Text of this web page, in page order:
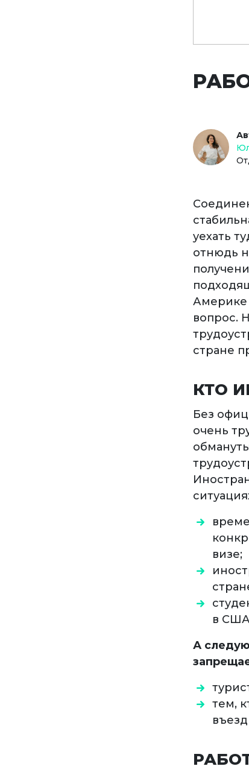
уехать
отнюдь
Америке
вопрос.
стране
КТО
Без
очень
визе;
в
А
тем,